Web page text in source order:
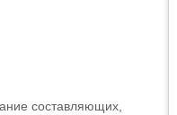
составляющих,